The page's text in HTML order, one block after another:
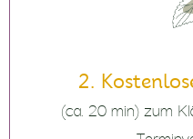
2.
(ca. 20 min) zum